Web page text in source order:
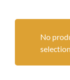
No
selection.